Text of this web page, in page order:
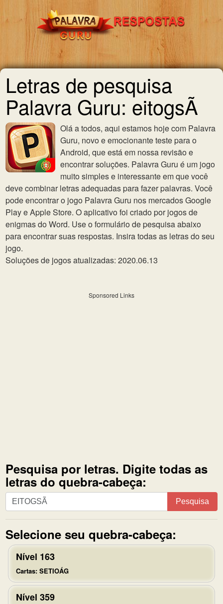
Letras de pesquisa
Palavra Guru: eitogsÃ
Olá a todos, aqui estamos hoje com Palavra
Guru, novo e emocionante teste para o
Android, que está em nossa revisão e
encontrar soluções. Palavra Guru é um jogo
muito simples e interessante em que você
deve combinar letras adequadas para fazer palavras. Você
pode encontrar o jogo Palavra Guru nos mercados Google
Play e Apple Store. O aplicativo foi criado por jogos de
enigmas do Word. Use o formulário de pesquisa abaixo
para encontrar suas respostas. Insira todas as letras do seu
jogo.
Soluções de jogos atualizadas: 2020.06.13
Sponsored Links
Pesquisa por letras. Digite todas as
letras do quebra-cabeça:
Pesquisa
por
letras.
Digite
todas
letras
do
quebra-
Pesquisa
Selecione seu quebra-cabeça:
Nível 163
Cartas: SETIOÁG
Nível 359